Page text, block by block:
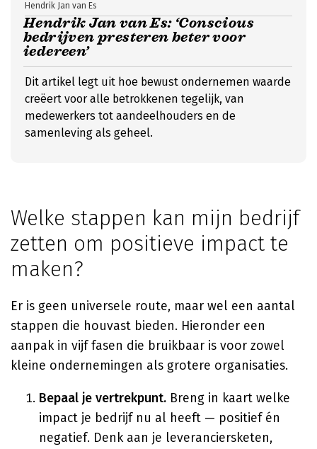
Hendrik Jan van Es: ‘Conscious
bedrijven presteren beter voor
iedereen’
Hendrik Jan van Es
Dit artikel legt uit hoe bewust ondernemen waarde
creëert voor alle betrokkenen tegelijk, van
medewerkers tot aandeelhouders en de
samenleving als geheel.
Welke stappen kan mijn bedrijf
zetten om positieve impact te
maken?
Er is geen universele route, maar wel een aantal
stappen die houvast bieden. Hieronder een
aanpak in vijf fasen die bruikbaar is voor zowel
kleine ondernemingen als grotere organisaties.
Bepaal je vertrekpunt. Breng in kaart welke
impact je bedrijf nu al heeft — positief én
negatief. Denk aan je leveranciersketen,